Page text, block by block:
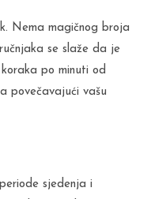
Nema magičnog broja
se slaže da je
po minuti od
povečavajući vašu
sjedenja i